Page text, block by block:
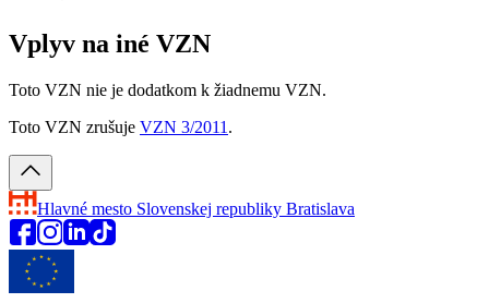
Vplyv na iné VZN
Toto VZN nie je dodatkom k žiadnemu VZN.
Toto VZN zrušuje VZN 3/2011 .
Hlavné mesto Slovenskej republiky Bratislava